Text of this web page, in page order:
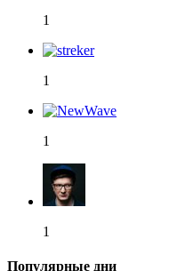
1
1
1
1
Популярные дни